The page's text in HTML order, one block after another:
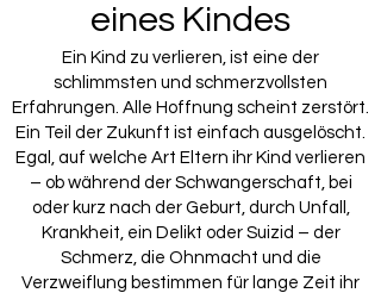
eines Kindes
Ein Kind zu verlieren, ist eine der
schlimmsten und schmerzvollsten
Erfahrungen. Alle Hoffnung scheint zerstört.
Ein Teil der Zukunft ist einfach ausgelöscht.
Egal, auf welche Art Eltern ihr Kind verlieren
– ob während der Schwangerschaft, bei
oder kurz nach der Geburt, durch Unfall,
Krankheit, ein Delikt oder Suizid – der
Schmerz, die Ohnmacht und die
Verzweiflung bestimmen für lange Zeit ihr